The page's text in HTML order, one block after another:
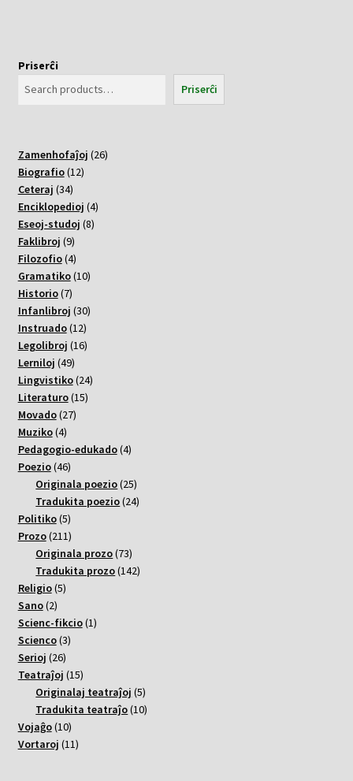
Priserĉi
Priserĉi
Zamenhofaĵoj 2626
Biografio 1212
Ceteraj 3434
varoj
Enciklopedioj 44
Eseoj-studoj 88
Faklibroj 99
varoj
Filozofio 44
varoj
Gramatiko 1010
Historio 77
varoj
Infanlibroj 3030
Instruado 1212
varoj
Legolibroj 1616
Lerniloj 4949
varoj
Lingvistiko 2424
Literaturo 1515
Movado 2727
Muziko 44
varoj
Pedagogio-edukado 44
Poezio 4646
varoj
Originala poezio 2525
varoj
Tradukita poezio 2424
Politiko 55
varoj
Prozo 211211
varoj
Originala prozo 7373
varoj
Tradukita prozo 142142
Religio 55
Sano 22
varoj
Scienc-fikcio 11
Scienco 33
Serioj 2626
varoj
Teatraĵoj 1515
varoj
Originalaj teatraĵoj 55
varoj
Tradukita teatraĵo 1010
Vojaĝo 1010
varoj
Vortaroj 1111